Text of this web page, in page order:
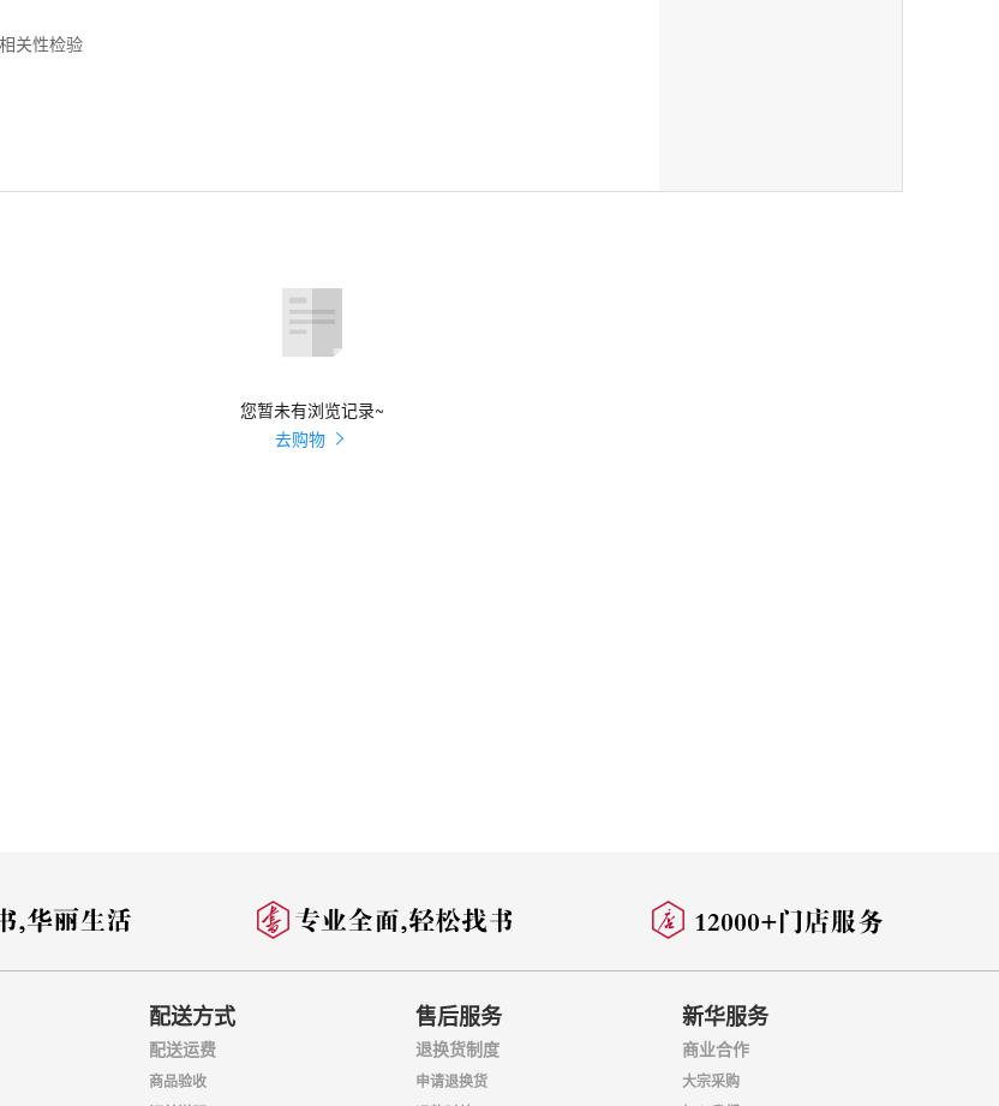
关性检验
您暂未有浏览记录~
去购物
配送方式
配送运费
商品验收
售后服务
退换货制度
申请退换货
新华服务
商业合作
大宗采购